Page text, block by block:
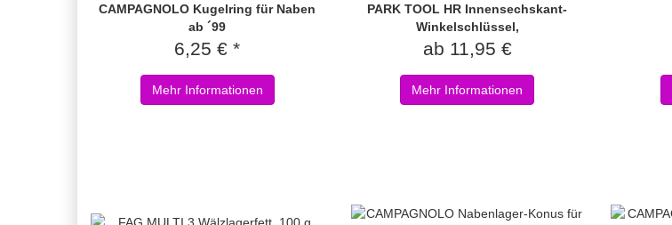
CAMPAGNOLO Kugelring für Naben
ab ´99
6,25 € *
Mehr Informationen
PARK TOOL HR Innensechskant-
Winkelschlüssel,
ab 11,95 €
Mehr Informationen